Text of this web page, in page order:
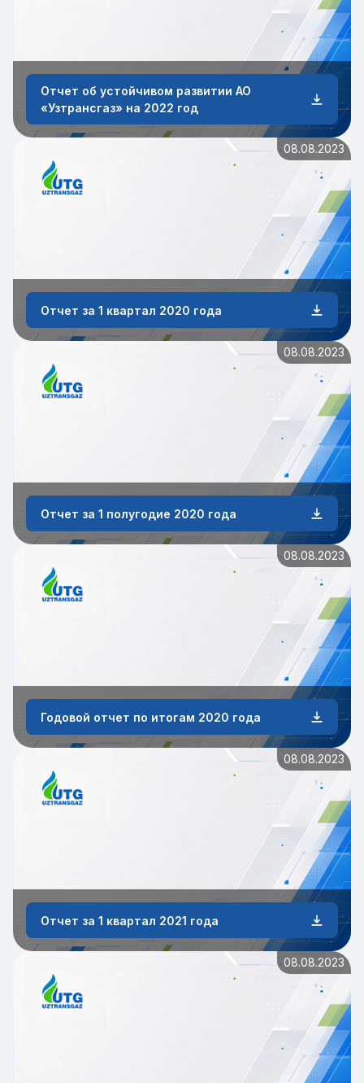
Отчет об устойчивом развитии АО
«Узтрансгаз» на 2022 год
08.08.2023
Отчет за 1 квартал 2020 года
08.08.2023
Отчет за 1 полугодие 2020 года
08.08.2023
Годовой отчет по итогам 2020 года
08.08.2023
Отчет за 1 квартал 2021 года
08.08.2023